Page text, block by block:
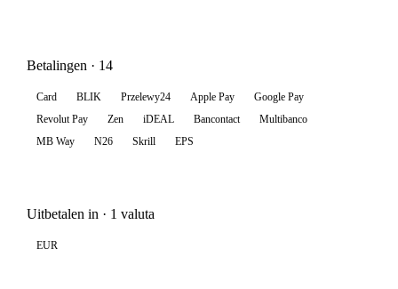
Betalingen · 14
Card BLIK Przelewy24 Apple Pay
Google Pay
Revolut Pay
Zen iDEAL Bancontact
Multibanco
MB Way
N26 Skrill EPS
Uitbetalen in · 1 valuta
EUR